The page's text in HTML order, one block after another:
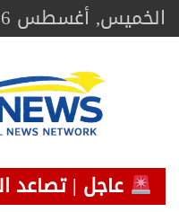
Skip
toالخميس, أغسطس 6, 2026
BAZNEWS
شبكة باز الإخبارية
عاجل | تصاعد